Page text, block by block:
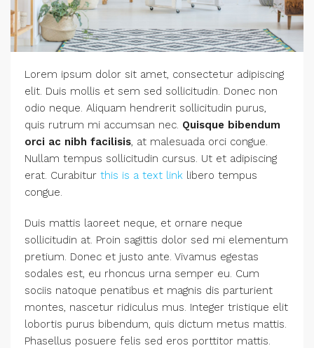
Lorem ipsum dolor sit amet, consectetur adipiscing
elit. Duis mollis et sem sed sollicitudin. Donec non
odio neque. Aliquam hendrerit sollicitudin purus,
quis rutrum mi accumsan nec. Quisque bibendum
orci ac nibh facilisis , at malesuada orci congue.
Nullam tempus sollicitudin cursus. Ut et adipiscing
erat. Curabitur this is a text link libero tempus
congue.
Duis mattis laoreet neque, et ornare neque
sollicitudin at. Proin sagittis dolor sed mi elementum
pretium. Donec et justo ante. Vivamus egestas
sodales est, eu rhoncus urna semper eu. Cum
sociis natoque penatibus et magnis dis parturient
montes, nascetur ridiculus mus. Integer tristique elit
lobortis purus bibendum, quis dictum metus mattis.
Phasellus posuere felis sed eros porttitor mattis.